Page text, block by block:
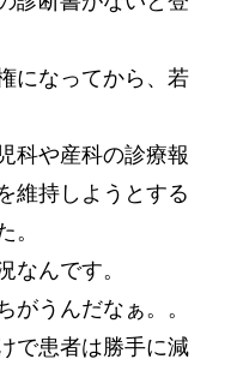
になってから、若
科や産科の診療報
維持しようとする
なんです。
がうんだなぁ。。
で患者は勝手に減